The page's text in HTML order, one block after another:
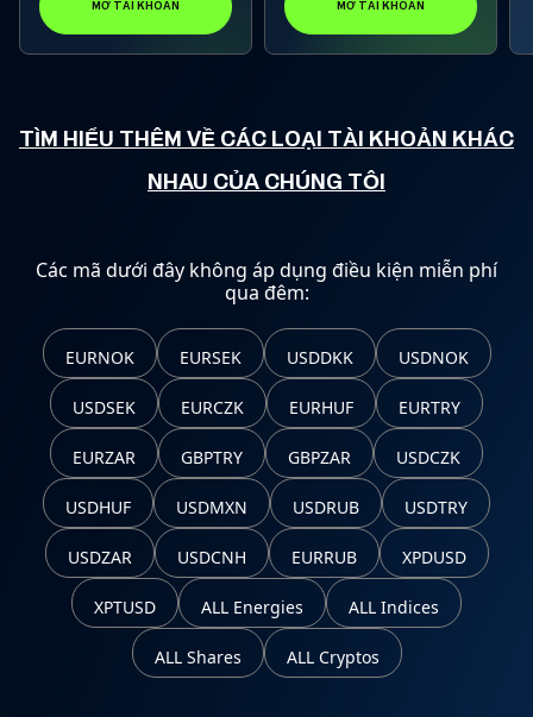
MỞ TÀI KHOẢN MỞ TÀI KHOẢN
TÌM HIỂU THÊM VỀ CÁC LOẠI TÀI KHOẢN KHÁC
NHAU CỦA CHÚNG TÔI
Các mã dưới đây không áp dụng điều kiện miễn phí
qua đêm:
EURNOK EURSEK USDDKK USDNOK
USDSEK EURCZK EURHUF EURTRY
EURZAR GBPTRY GBPZAR USDCZK
USDHUF USDMXN USDRUB USDTRY
USDZAR USDCNH EURRUB XPDUSD
XPTUSD ALL Energies ALL Indices
ALL Shares ALL Cryptos